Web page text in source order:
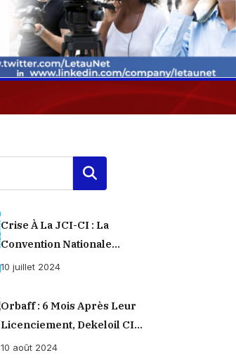
Rechercher
Crise À La JCI-CI : La
Convention Nationale
Provisoirement Suspendue
10 juillet 2024
Orbaff : 6 Mois Après Leur
Licenciement, Dekeloil CI
Propose À Ses Ex-Ouvriers Un
10 août 2024